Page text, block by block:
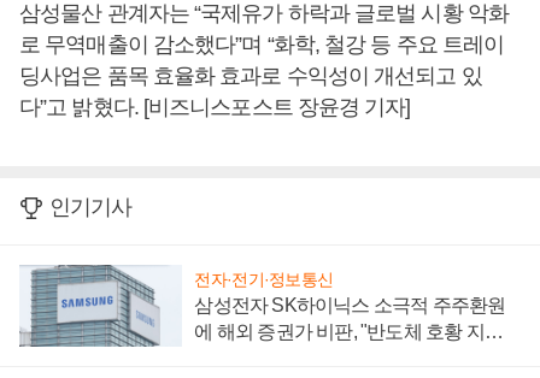
삼성물산 관계자는 “국제유가 하락과 글로벌 시황 악화
로 무역매출이 감소했다”며 “화학, 철강 등 주요 트레이
딩사업은 품목 효율화 효과로 수익성이 개선되고 있
다”고 밝혔다. [비즈니스포스트 장윤경 기자]
인기기사
전자·전기·정보통신
삼성전자 SK하이닉스 소극적 주주환원
에 해외 증권가 비판, "반도체 호황 지속